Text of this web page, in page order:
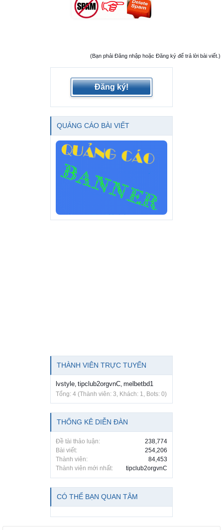
(Bạn phải Đăng nhập hoặc Đăng ký để trả lời bài viết.)
Đăng ký!
QUẢNG CÁO BÀI VIẾT
THÀNH VIÊN TRỰC TUYẾN
lvstyle, tipclub2orgvnC, melbetbd1
Tổng: 4 (Thành viên: 3, Khách: 1, Bots: 0)
THỐNG KÊ DIỄN ĐÀN
Đề tài thảo luận:
238,774
Bài viết:
254,206
Thành viên:
84,453
Thành viên mới nhất:
tipclub2orgvnC
CÓ THỂ BẠN QUAN TÂM